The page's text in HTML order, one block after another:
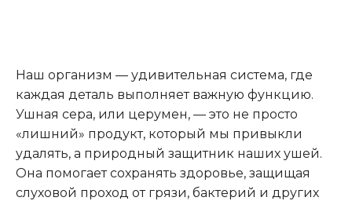
Наш организм — удивительная система, где
каждая деталь выполняет важную функцию.
Ушная сера, или церумен, — это не просто
«лишний» продукт, который мы привыкли
удалять, а природный защитник наших ушей.
Она помогает сохранять здоровье, защищая
слуховой проход от грязи, бактерий и других